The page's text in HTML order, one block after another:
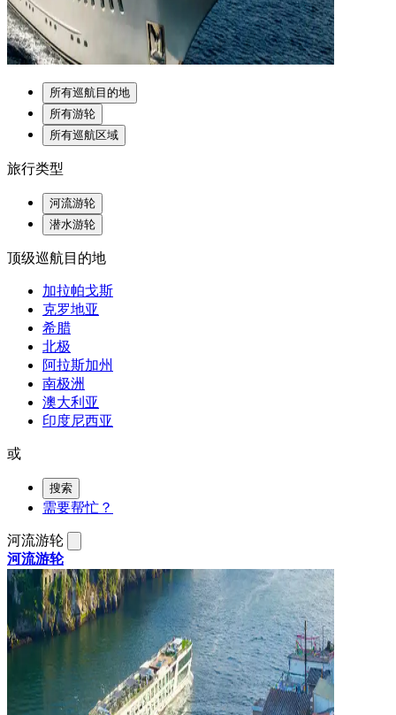
所有巡航目的地
所有游轮
所有巡航区域
旅行类型
河流游轮
潜水游轮
顶级巡航目的地
加拉帕戈斯
克罗地亚
希腊
北极
阿拉斯加州
南极洲
澳大利亚
印度尼西亚
或
搜索
需要帮忙？
河流游轮
河流游轮